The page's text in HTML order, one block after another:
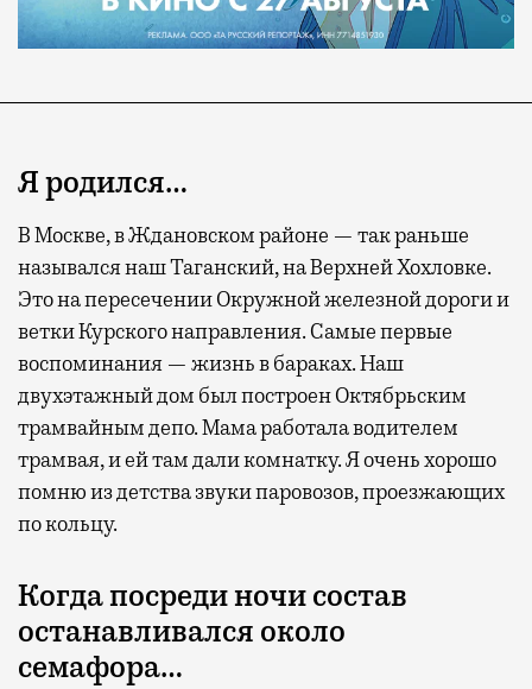
Я родился…
В Москве, в Ждановском районе — так раньше
назывался наш Таганский, на Верхней Хохловке.
Это на пересечении Окружной железной дороги и
ветки Курского направления. Самые первые
воспоминания — жизнь в бараках. Наш
двухэтажный дом был построен Октябрьским
трамвайным депо. Мама работала водителем
трамвая, и ей там дали комнатку. Я очень хорошо
помню из детства звуки паровозов, проезжающих
по кольцу.
Когда посреди ночи состав
останавливался около
семафора…